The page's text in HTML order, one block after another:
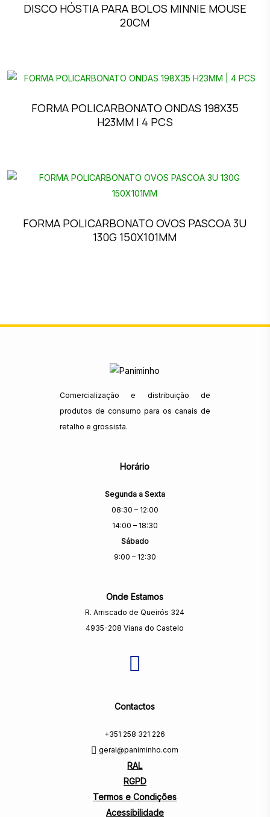
DISCO HÓSTIA PARA BOLOS MINNIE MOUSE
20CM
FORMA POLICARBONATO ONDAS 198X35
H23MM | 4 PCS
FORMA POLICARBONATO OVOS PASCOA 3U
130G 150X101MM
Comercialização e distribuição de
produtos de consumo para os canais de
retalho e grossista.
Horário
Segunda a Sexta
08:30 – 12:00
14:00 – 18:30
Sábado
9:00 – 12:30
Onde Estamos
R. Arriscado de Queirós 324
4935-208 Viana do Castelo
Contactos
+351 258 321 226
geral@paniminho.com
RAL
RGPD
Termos e Condições
Acessibilidade